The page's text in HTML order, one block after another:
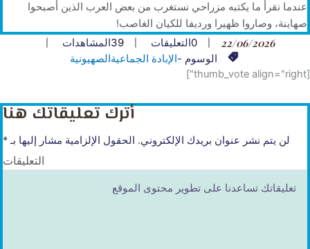
عندما نقرأ ما يكتبه مزراحي نستغرب من بعض العرب الذين أصبحوا
صهاينة، وصاروا ظهيرا ورديفا للكيان الغاصب!
22/06/2026
0التعليقات 39المشاهدات
الوسوم -الإبادة الجماعيةالصهيونية
[thumb_vote align="right"]
أترك تعليقاتك هنا
لن يتم نشر عنوان بريدك الإلكتروني. الحقول الإلزامية مشار إليها بـ*
التعليقات